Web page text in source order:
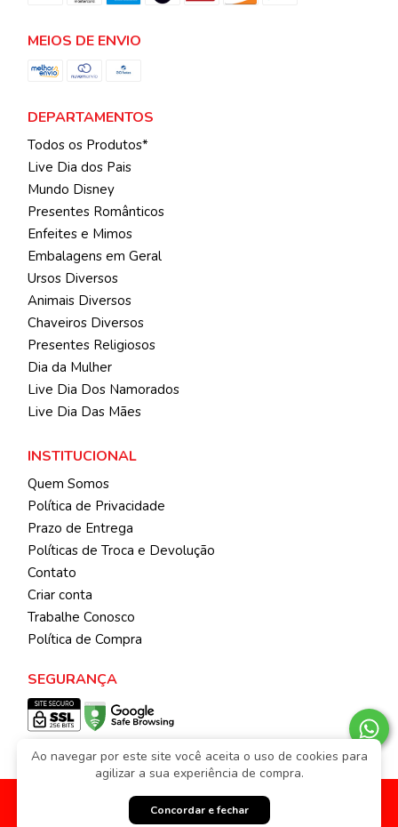
Ao navegar por este site você aceita o uso de cookies para
agilizar a sua experiência de compra.
Concordar e fechar
MEIOS DE ENVIO
DEPARTAMENTOS
Todos os Produtos*
Live Dia dos Pais
Mundo Disney
Presentes Românticos
Enfeites e Mimos
Embalagens em Geral
Ursos Diversos
Animais Diversos
Chaveiros Diversos
Presentes Religiosos
Dia da Mulher
Live Dia Dos Namorados
Live Dia Das Mães
INSTITUCIONAL
Quem Somos
Política de Privacidade
Prazo de Entrega
Políticas de Troca e Devolução
Contato
Criar conta
Trabalhe Conosco
Política de Compra
SEGURANÇA
pelaWeethub |Política de Privacidade